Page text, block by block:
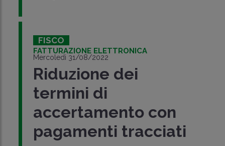
FISCO
FATTURAZIONE ELETTRONICA
Mercoledì 31/08/2022
Riduzione dei
termini di
accertamento con
pagamenti tracciati